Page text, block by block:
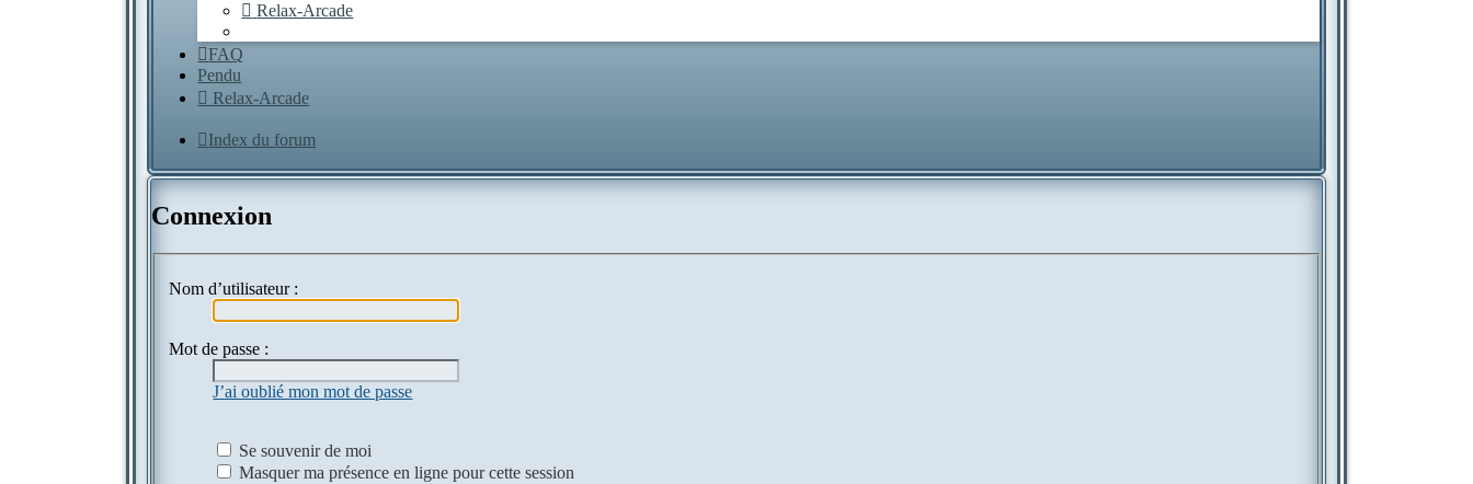
Relax-Arcade
FAQ
Pendu
Relax-Arcade
Index du forum
Connexion
Nom d’utilisateur :
Mot de passe :
J’ai oublié mon mot de passe
Se souvenir de moi
Masquer ma présence en ligne pour cette session